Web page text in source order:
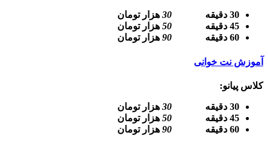
30 دقیقه 30 هزار تومان
45 دقیقه
50 هزار تومان
60 دقیقه
90 هزار تومان
آموزش نت خوانی
کلاس پیانو:
30 دقیقه 30 هزار تومان
45 دقیقه
50 هزار تومان
60 دقیقه
90 هزار تومان